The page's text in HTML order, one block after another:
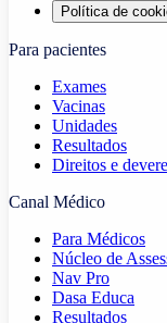
Política de
Para pacientes
Exames
Vacinas
Unidades
Resultados
Direitos e
Canal Médico
Para Médicos
Núcleo de
Nav Pro
Dasa Educa
Resultados